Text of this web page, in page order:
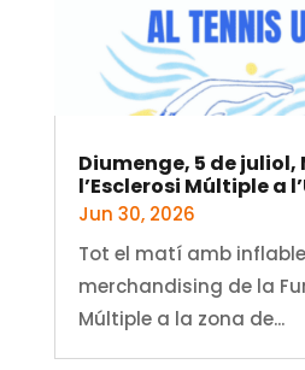
Diumenge, 5 de juliol,
l’Esclerosi Múltiple a
Jun 30, 2026
Tot el matí amb
merchandising de la
Múltiple a la zona de...